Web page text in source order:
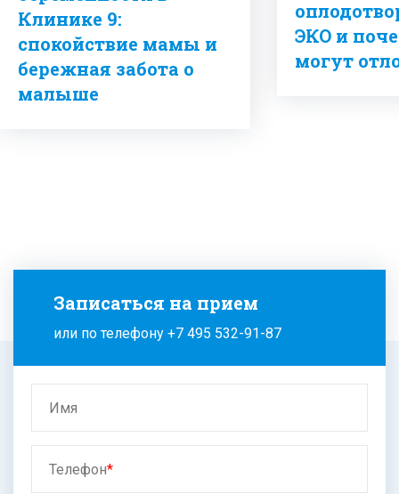
Клинике 9:
спокойствие мамы и
бережная забота о
малыше
ЭКО и
могут
Записаться на прием
или по телефону +7 495 532-91-87
Имя
Телефон*